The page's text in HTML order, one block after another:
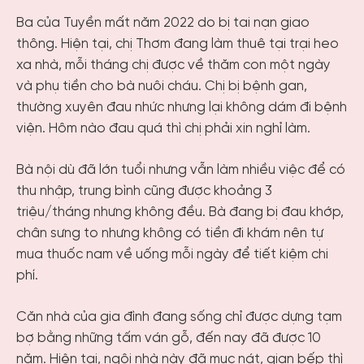
Ba của Tuyền mất năm 2022 do bị tai nạn giao
thông. Hiện tại, chị Thơm đang làm thuê tại trại heo
xa nhà, mỗi tháng chị được về thăm con một ngày
và phụ tiền cho bà nuôi cháu. Chị bị bệnh gan,
thường xuyên đau nhức nhưng lại không dám đi bệnh
viện. Hôm nào đau quá thì chị phải xin nghỉ làm.
Bà nội dù đã lớn tuổi nhưng vẫn làm nhiều việc để có
thu nhập, trung bình cũng được khoảng 3
triệu/tháng nhưng không đều. Bà đang bị đau khớp,
chân sưng to nhưng không có tiền đi khám nên tự
mua thuốc nam về uống mỗi ngày để tiết kiệm chi
phí.
Căn nhà của gia đình đang sống chỉ được dựng tạm
bợ bằng những tấm ván gỗ, đến nay đã được 10
năm. Hiện tại, ngôi nhà này đã mục nát, gian bếp thì